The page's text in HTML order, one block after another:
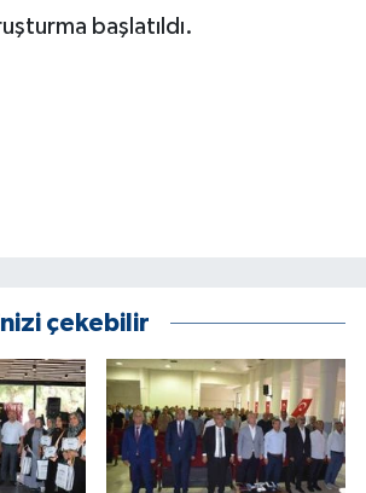
başlatıldı.
çekebilir